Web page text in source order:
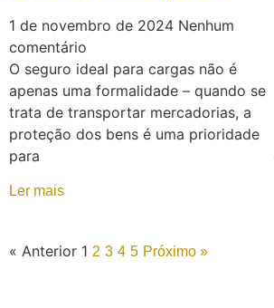
1 de novembro de 2024 Nenhum
comentário
O seguro ideal para cargas não é
apenas uma formalidade – quando se
trata de transportar mercadorias, a
proteção dos bens é uma prioridade
para
Ler mais
« Anterior 1 2 3 4 5 Próximo »